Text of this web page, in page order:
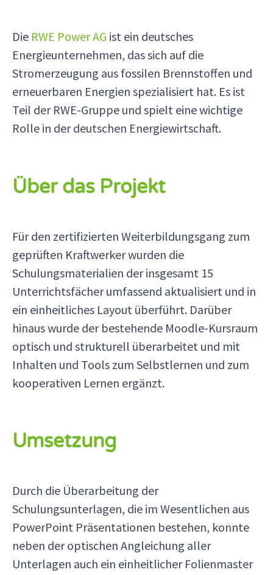
Die RWE Power AG ist ein deutsches
Energieunternehmen, das sich auf die
Stromerzeugung aus fossilen Brennstoffen und
erneuerbaren Energien spezialisiert hat. Es ist
Teil der RWE-Gruppe und spielt eine wichtige
Rolle in der deutschen Energiewirtschaft.
Über das Projekt
Für den zertifizierten Weiterbildungsgang zum
geprüften Kraftwerker wurden die
Schulungsmaterialien der insgesamt 15
Unterrichtsfächer umfassend aktualisiert und in
ein einheitliches Layout überführt. Darüber
hinaus wurde der bestehende Moodle-Kursraum
optisch und strukturell überarbeitet und mit
Inhalten und Tools zum Selbstlernen und zum
kooperativen Lernen ergänzt.
Umsetzung
Durch die Überarbeitung der
Schulungsunterlagen, die im Wesentlichen aus
PowerPoint Präsentationen bestehen, konnte
neben der optischen Angleichung aller
Unterlagen auch ein einheitlicher Folienmaster